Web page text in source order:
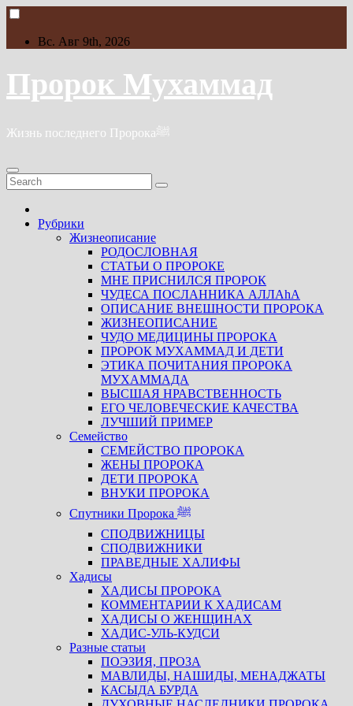
Skip
contentВс. Авг 9th, 2026
Пророк Мухаммад
Жизнь последнего Пророкаﷺ
Рубрики
Жизнеописание
РОДОСЛОВНАЯ
СТАТЬИ О ПРОРОКЕ
МНЕ ПРИСНИЛСЯ ПРОРОК
ЧУДЕСА ПОСЛАННИКА АЛЛАhА
ОПИСАНИЕ ВНЕШНОСТИ ПРОРОКА
ЖИЗНЕОПИСАНИЕ
ЧУДО МЕДИЦИНЫ ПРОРОКА
ПРОРОК МУХАММАД И ДЕТИ
ЭТИКА ПОЧИТАНИЯ ПРОРОКА
МУХАММАДА
ВЫСШАЯ НРАВСТВЕННОСТЬ
ЕГО ЧЕЛОВЕЧЕСКИЕ КАЧЕСТВА
ЛУЧШИЙ ПРИМЕР
Семейство
СЕМЕЙСТВО ПРОРОКА
ЖЕНЫ ПРОРОКА
ДЕТИ ПРОРОКА
ВНУКИ ПРОРОКА
Спутники Пророка ﷺ
СПОДВИЖНИЦЫ
СПОДВИЖНИКИ
ПРАВЕДНЫЕ ХАЛИФЫ
Хадисы
ХАДИСЫ ПРОРОКА
КОММЕНТАРИИ К ХАДИСАМ
ХАДИСЫ О ЖЕНЩИНАХ
ХАДИС-УЛЬ-КУДСИ
Разные статьи
ПОЭЗИЯ, ПРОЗА
МАВЛИДЫ, НАШИДЫ, МЕНАДЖАТЫ
КАСЫДА БУРДА